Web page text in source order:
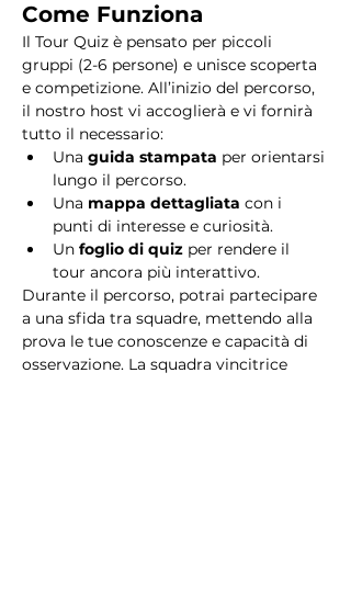
Come Funziona
Il Tour Quiz è pensato per piccoli
gruppi (2-6 persone) e unisce scoperta
e competizione. All’inizio del percorso,
il nostro host vi accoglierà e vi fornirà
tutto il necessario:
Una guida stampata per orientarsi
lungo il percorso.
Una mappa dettagliata con i
punti di interesse e curiosità.
Un foglio di quiz per rendere il
tour ancora più interattivo.
Durante il percorso, potrai partecipare
a una sfida tra squadre, mettendo alla
prova le tue conoscenze e capacità di
osservazione. La squadra vincitrice